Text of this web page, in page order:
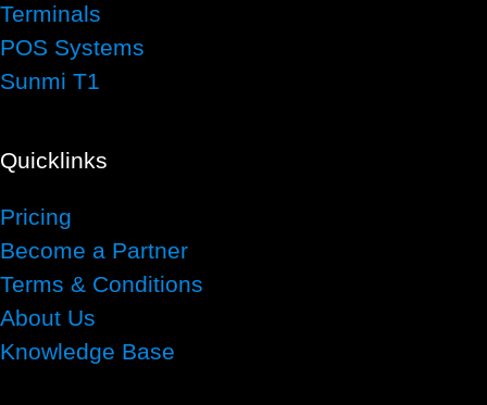
Terminals
POS Systems
Sunmi T1
Quicklinks
Pricing
Become a Partner
Terms & Conditions
About Us
Knowledge Base